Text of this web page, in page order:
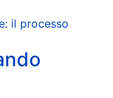
il processo